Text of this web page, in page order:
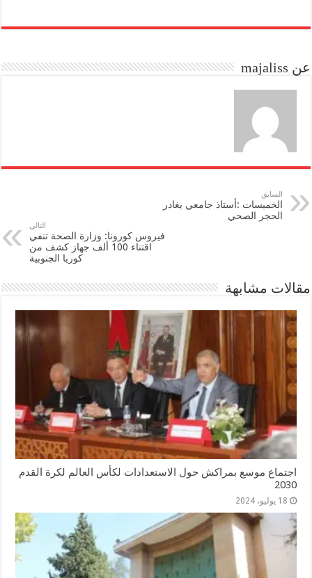
bo
to
n
ail
re
عن majaliss
السابق
الخميسات :أستاذ جامعي يغادر
الحجر الصحي
التالي
فيروس كورونا: وزارة الصحة تنفي
اقتناء 100 ألف جهاز كشف من
كوريا الجنوبية
مقالات مشابهة
اجتماع موسع بمراكش حول الاستعدادات لكأس العالم لكرة القدم
2030
18 يوليو، 2024